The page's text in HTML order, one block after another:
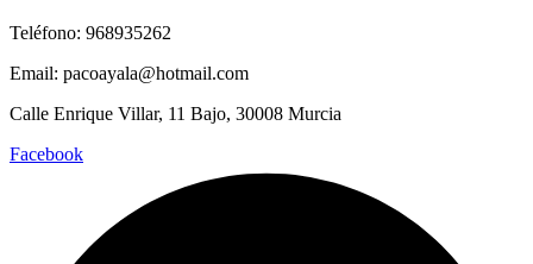
Teléfono: 968935262
Email: pacoayala@hotmail.com
Calle Enrique Villar, 11 Bajo, 30008 Murcia
Facebook